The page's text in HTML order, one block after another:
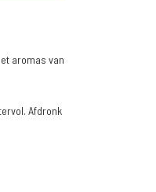
aromas van
Afdronk